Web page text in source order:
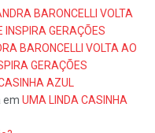
BARONCELLI VOLTA
INSPIRA GERAÇÕES
BARONCELLI VOLTA AO
GERAÇÕES
AZUL
em UMA LINDA CASINHA